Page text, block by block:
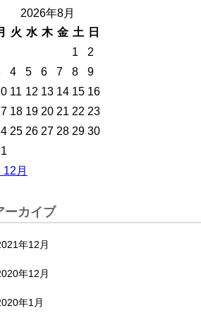
2026年8月
火 水 木 金 土 日
12月
1
2
4 5 6 7 8
9
11 12 13 14 15 16
18 19 20 21 22 23
25 26 27 28 29 30
ーカイブ
年12月
年12月
年1月